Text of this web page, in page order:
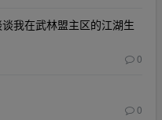
我在武林盟主区的江湖生
0
0